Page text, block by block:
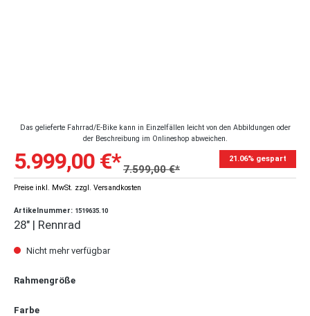
Das gelieferte Fahrrad/E-Bike kann in Einzelfällen leicht von den Abbildungen oder
der Beschreibung im Onlineshop abweichen.
5.999,00 €*7.599,00 €*
21.06% gespart
Preise inkl. MwSt. zzgl. Versandkosten
Artikelnummer: 1519635.10
28" | Rennrad
Nicht mehr verfügbar
Rahmengröße
Farbe